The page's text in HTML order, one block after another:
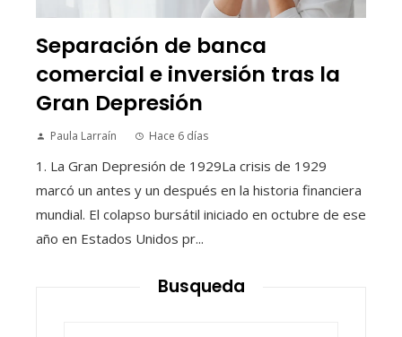
Separación de banca
comercial e inversión tras la
Gran Depresión
Paula Larraín Hace 6 días
1. La Gran Depresión de 1929La crisis de 1929
marcó un antes y un después en la historia financiera
mundial. El colapso bursátil iniciado en octubre de ese
año en Estados Unidos pr...
Busqueda